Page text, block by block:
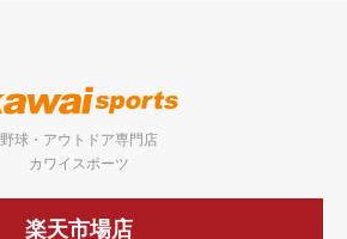
野球・アウトドア専門店
カワイスポーツ
楽天市場店